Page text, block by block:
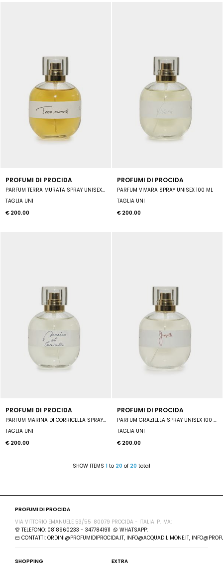
PROFUMI DI PROCIDA
PARFUM TERRA MURATA SPRAY UNISEX 100 ML
TAGLIA UNI
€ 200.00
PROFUMI DI PROCIDA
PARFUM VIVARA SPRAY UNISEX 100 ML
TAGLIA UNI
€ 200.00
PROFUMI DI PROCIDA
PARFUM MARINA DI CORRICELLA SPRAY UNISEX 100 ML
TAGLIA UNI
€ 200.00
PROFUMI DI PROCIDA
PARFUM GRAZIELLA SPRAY UNISEX 100 ML
TAGLIA UNI
€ 200.00
SHOW ITEMS 1 to 20 of 20 total
PROFUMI DI PROCIDA
VIA VITTORIO EMANUELE 53/55 80079 PROCIDA - ITALIA P. IVA:
TELEFONO: 0818960233 - 3477841911
WHATSAPP:
CONTATTI: ORDINI@PROFUMIDIPROCIDA.IT, INFO@ACQUADILIMONE.IT,
SHOPPING
EXTRA